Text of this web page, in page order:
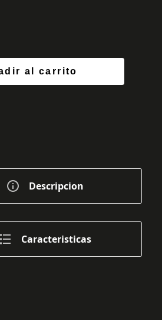
al carrito
Descripcion
Caracteristicas